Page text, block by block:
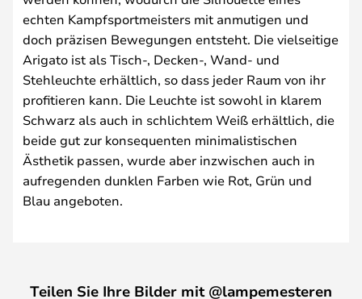
echten Kampfsportmeisters mit anmutigen und
doch präzisen Bewegungen entsteht. Die vielseitige
Arigato ist als Tisch-, Decken-, Wand- und
Stehleuchte erhältlich, so dass jeder Raum von ihr
profitieren kann. Die Leuchte ist sowohl in klarem
Schwarz als auch in schlichtem Weiß erhältlich, die
beide gut zur konsequenten minimalistischen
Ästhetik passen, wurde aber inzwischen auch in
aufregenden dunklen Farben wie Rot, Grün und
Blau angeboten.
Teilen Sie Ihre Bilder mit @lampemesteren